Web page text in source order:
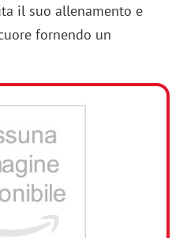
il suo allenamento e
fornendo un